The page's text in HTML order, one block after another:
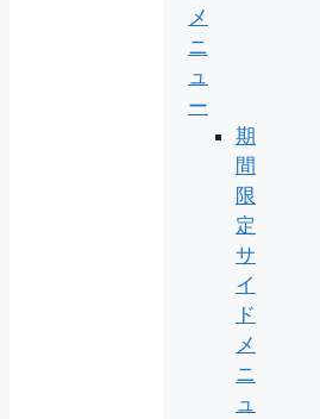
メ
ニ
ュ
ー
期
間
限
定
サ
イ
ド
メ
ニ
ュ